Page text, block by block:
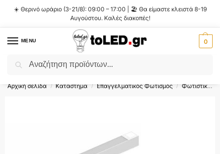
☀️ Θερινό ωράριο (3-21/8): 09:00 – 17:00 | 🏖️ Θα είμαστε κλειστά 8-19
Αυγούστου. Καλές διακοπές!
MENU 0
Flash Sale ⚡ 10% Έκπτωση με τον κωδικό
Αρχική σελίδα / Κατάστημα / Επαγγελματικός Φωτισμός / Φωτιστικά Ράγας